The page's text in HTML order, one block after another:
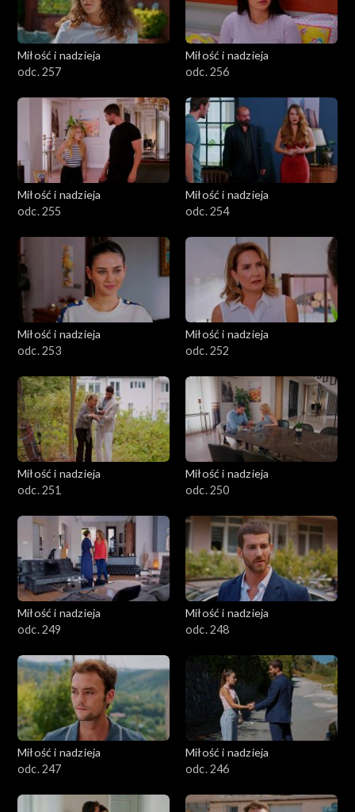
Miłość i nadzieja
odc. 257
Miłość i nadzieja
odc. 256
Miłość i nadzieja
odc. 255
Miłość i nadzieja
odc. 254
Miłość i nadzieja
odc. 253
Miłość i nadzieja
odc. 252
Miłość i nadzieja
odc. 251
Miłość i nadzieja
odc. 250
Miłość i nadzieja
odc. 249
Miłość i nadzieja
odc. 248
Miłość i nadzieja
odc. 247
Miłość i nadzieja
odc. 246